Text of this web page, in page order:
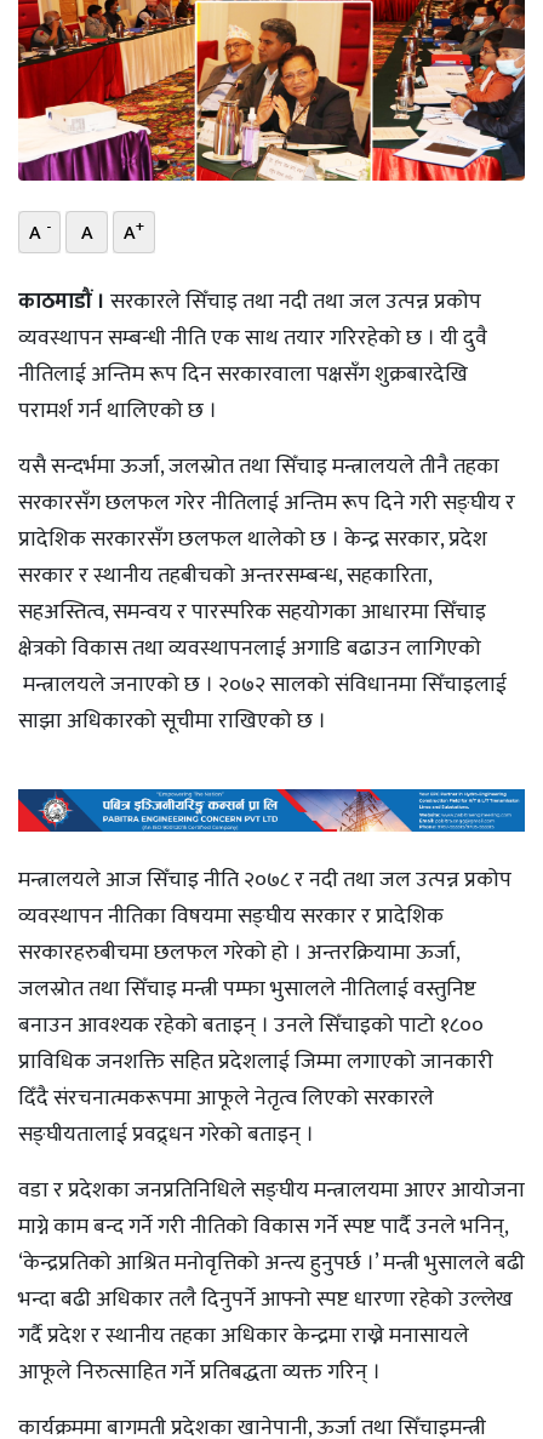
भिडियो
छापा
खोज
प्रोफाइल
ऊर्जा
विशेष
A - A A+
काठमाडौं । सरकारले सिँचाइ तथा नदी तथा जल उत्पन्न प्रकोप
व्यवस्थापन सम्बन्धी नीति एक साथ तयार गरिरहेको छ । यी दुवै
नीतिलाई अन्तिम रूप दिन सरकारवाला पक्षसँग शुक्रबारदेखि
परामर्श गर्न थालिएको छ ।
यसै सन्दर्भमा ऊर्जा, जलस्रोत तथा सिँचाइ मन्त्रालयले तीनै तहका
सरकारसँग छलफल गरेर नीतिलाई अन्तिम रूप दिने गरी सङ्घीय र
प्रादेशिक सरकारसँग छलफल थालेको छ । केन्द्र सरकार, प्रदेश
सरकार र स्थानीय तहबीचको अन्तरसम्बन्ध, सहकारिता,
सहअस्तित्व, समन्वय र पारस्परिक सहयोगका आधारमा सिँचाइ
क्षेत्रको विकास तथा व्यवस्थापनलाई अगाडि बढाउन लागिएको
मन्त्रालयले जनाएको छ । २०७२ सालको संविधानमा सिँचाइलाई
साझा अधिकारको सूचीमा राखिएको छ ।
मन्त्रालयले आज सिँचाइ नीति २०७८ र नदी तथा जल उत्पन्न प्रकोप
व्यवस्थापन नीतिका विषयमा सङ्घीय सरकार र प्रादेशिक
सरकारहरुबीचमा छलफल गरेको हो । अन्तरक्रियामा ऊर्जा,
जलस्रोत तथा सिँचाइ मन्त्री पम्फा भुसालले नीतिलाई वस्तुनिष्ट
बनाउन आवश्यक रहेको बताइन् । उनले सिँचाइको पाटो १८००
प्राविधिक जनशक्ति सहित प्रदेशलाई जिम्मा लगाएको जानकारी
दिँदै संरचनात्मकरूपमा आफूले नेतृत्व लिएको सरकारले
सङ्घीयतालाई प्रवद्र्धन गरेको बताइन् ।
वडा र प्रदेशका जनप्रतिनिधिले सङ्घीय मन्त्रालयमा आएर आयोजना
माग्ने काम बन्द गर्ने गरी नीतिको विकास गर्ने स्पष्ट पार्दै उनले भनिन्,
‘केन्द्रप्रतिको आश्रित मनोवृत्तिको अन्त्य हुनुपर्छ ।’ मन्त्री भुसालले बढी
भन्दा बढी अधिकार तलै दिनुपर्ने आफ्नो स्पष्ट धारणा रहेको उल्लेख
गर्दै प्रदेश र स्थानीय तहका अधिकार केन्द्रमा राख्ने मनासायले
आफूले निरुत्साहित गर्ने प्रतिबद्धता व्यक्त गरिन् ।
कार्यक्रममा बागमती प्रदेशका खानेपानी, ऊर्जा तथा सिँचाइमन्त्री